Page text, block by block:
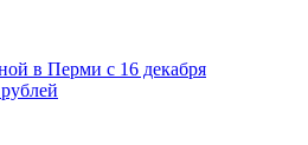
в Перми с 16 декабря